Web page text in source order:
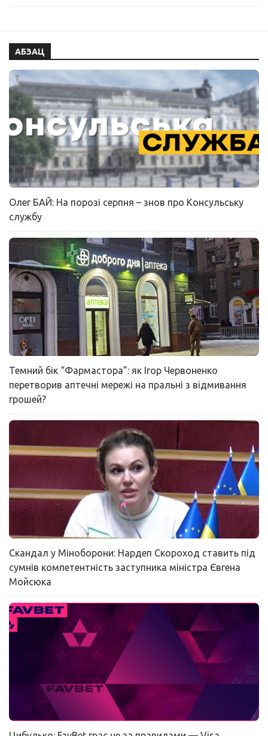
АБЗАЦ
Олег БАЙ: На порозі серпня – знов про Консульську
службу
Темний бік “Фармастора”: як Ігор Червоненко
перетворив аптечні мережі на пральні з відмивання
грошей?
Скандал у Міноборони: Нардеп Скороход ставить під
сумнів компетентність заступника міністра Євгена
Мойсюка